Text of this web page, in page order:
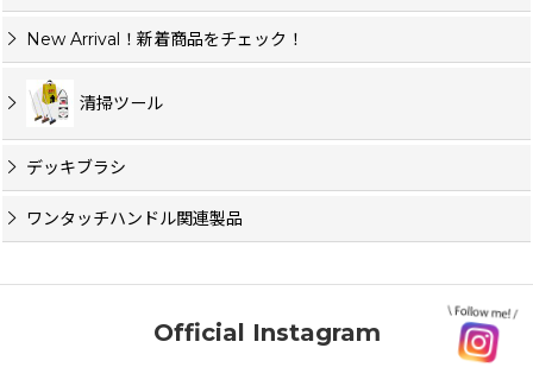
New Arrival！新着商品をチェック！
清掃ツール
デッキブラシ
ワンタッチハンドル関連製品
Official Instagram